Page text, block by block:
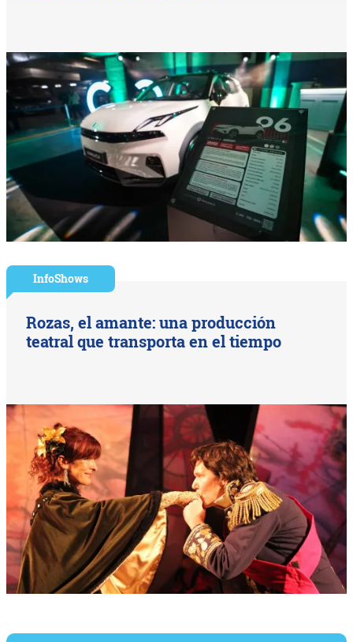
InfoShows
Rozas, el amante: una producción
teatral que transporta en el tiempo